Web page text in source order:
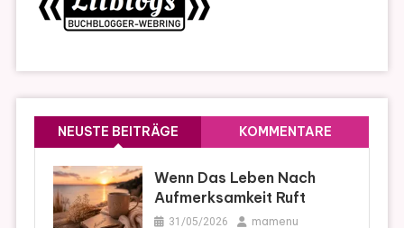
NEUSTE BEITRÄGE KOMMENTARE
Wenn Das Leben Nach
Aufmerksamkeit Ruft
31/05/2026 mamenu